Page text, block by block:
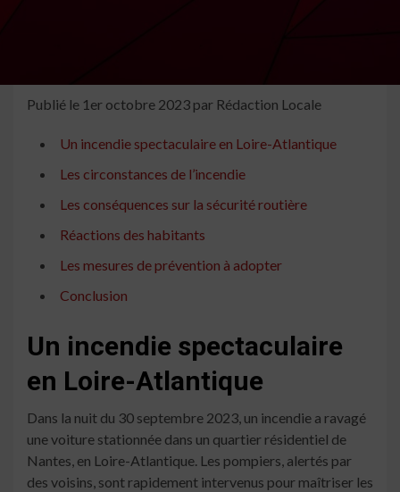
Publié le 1er octobre 2023 par Rédaction Locale
Un incendie spectaculaire en Loire-Atlantique
Les circonstances de l’incendie
Les conséquences sur la sécurité routière
Réactions des habitants
Les mesures de prévention à adopter
Conclusion
Un incendie spectaculaire
en Loire-Atlantique
Dans la nuit du 30 septembre 2023, un incendie a ravagé
une voiture stationnée dans un quartier résidentiel de
Nantes, en Loire-Atlantique. Les pompiers, alertés par
des voisins, sont rapidement intervenus pour maîtriser les